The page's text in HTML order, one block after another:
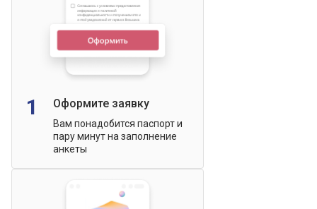
1 Оформите заявку
Вам понадобится паспорт и
пару минут на заполнение
анкеты